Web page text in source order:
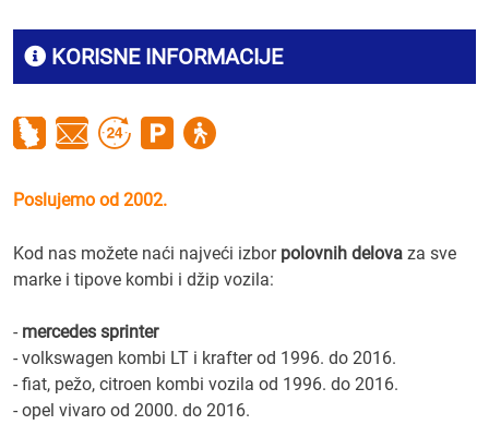
KORISNE INFORMACIJE
Poslujemo od 2002.
Kod nas možete naći najveći izbor polovnih delova za sve
marke i tipove kombi i džip vozila:
- mercedes sprinter
- volkswagen kombi LT i krafter od 1996. do 2016.
- fiat, pežo, citroen kombi vozila od 1996. do 2016.
- opel vivaro od 2000. do 2016.